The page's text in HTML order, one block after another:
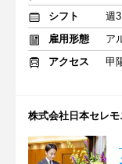
シフト
週
雇用形態
ア
アクセス
甲
株式会社日本セレ